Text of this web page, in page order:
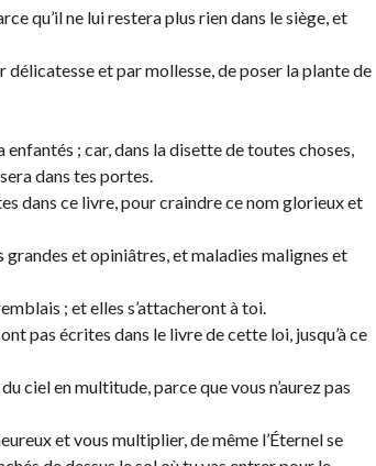
qu’il ne lui restera plus rien dans le siège, et
délicatesse et par mollesse, de poser la plante de
; car, dans la disette de toutes choses,
dans tes portes.
dans ce livre, pour craindre ce nom glorieux et
et opiniâtres, et maladies malignes et
; et elles s’attacheront à toi.
pas écrites dans le livre de cette loi, jusqu’à ce
ciel en multitude, parce que vous n’aurez pas
et vous multiplier, de même l’Éternel se